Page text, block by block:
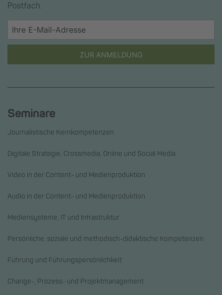
Postfach.
ZUR ANMELDUNG
Seminare
Journalistische Kernkompetenzen
Digitale Strategie, Crossmedia, Online und Social Media
Video in der Content- und Medienproduktion
Audio in der Content- und Medienproduktion
Mediensysteme, IT und Infrastruktur
Persönliche, soziale und methodisch-didaktische Kompetenzen
Führung und Führungspersönlichkeit
Change-, Prozess- und Projektmanagement